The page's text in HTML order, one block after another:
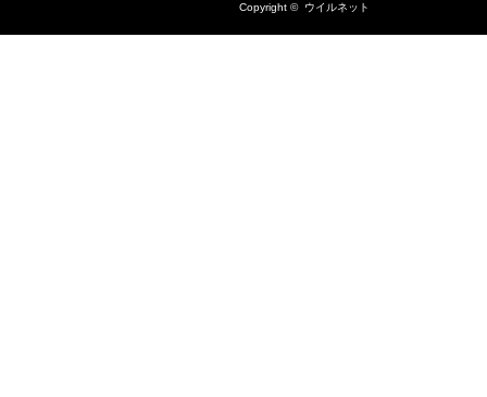
Copyright © ウイルネット